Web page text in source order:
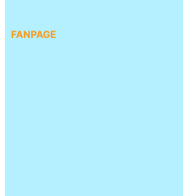
FANPAGE